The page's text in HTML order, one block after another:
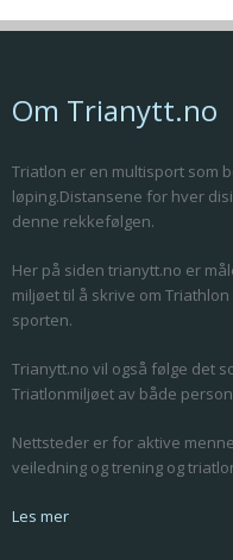
Om Trianytt.no
Triatlon er en multisport som
løping.Distansene for hver
denne rekkefølgen.
Her på siden trianytt.no er
miljøet til å skrive om
sporten.
Trianytt.no vil også følge det
Triatlonmiljøet av både
Nettsteder er for aktive
veiledning og trening og
Les mer